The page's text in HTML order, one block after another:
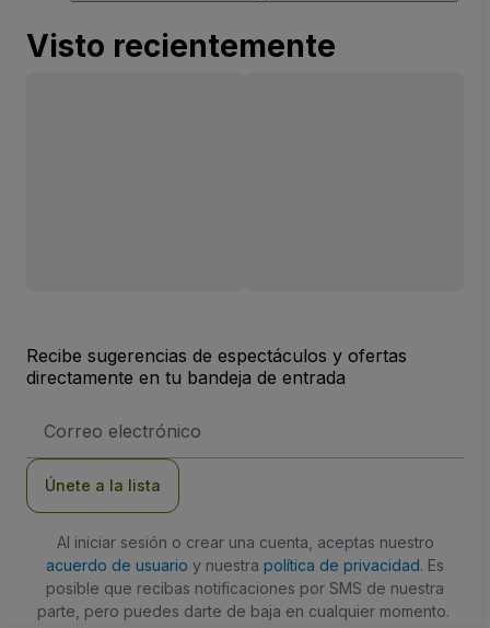
Visto recientemente
Recibe sugerencias de espectáculos y ofertas
directamente en tu bandeja de entrada
de
Únete a la lista
Al iniciar sesión o crear una cuenta, aceptas nuestro
acuerdo de usuario y nuestra política de privacidad. Es
posible que recibas notificaciones por SMS de nuestra
parte, pero puedes darte de baja en cualquier momento.